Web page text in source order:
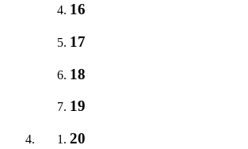
16
17
18
19
20